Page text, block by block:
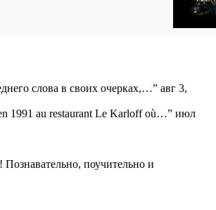
слова в своих очерках,…” авг 3,
1991 au restaurant Le Karloff où…” июл
Познавательно, поучительно и